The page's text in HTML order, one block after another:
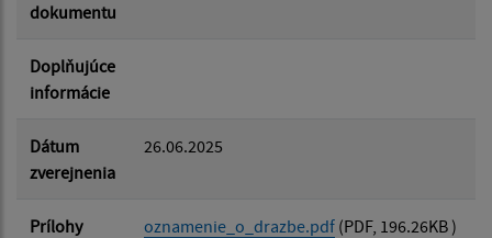
dokumentu
Doplňujúce
informácie
Dátum
zverejnenia
26.06.2025
Prílohy oznamenie_o_drazbe.pdf (PDF, 196.26KB )